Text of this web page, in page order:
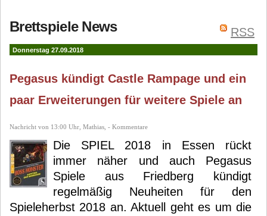
Paul Peterson Alderac
Entertainment Group
Corbella
Sean Fletcher RSS
Brettspiele News
Donnerstag 27.09.2018
Pegasus kündigt Castle Rampage und ein
paar Erweiterungen für weitere Spiele an
Nachricht von 13:00 Uhr, Mathias, - Kommentare
Die SPIEL 2018 in Essen rückt
immer näher und auch Pegasus
Spiele aus Friedberg kündigt
regelmäßig Neuheiten für den
Spieleherbst 2018 an. Aktuell geht es um die